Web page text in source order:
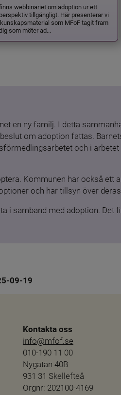
webbinariet om adoption ur ett
tillgängligt. Här presenterar vi
som MFoF tagit fram
som möter ad...
en ny familj. I detta
om adoption fattas.
och i
Kommunen har också ett
och har tillsyn över
i samband med adoption. Det
09-19
Kontakta oss
info@mfof.se
010-190 11 00
Nygatan 40B
931 31 Skellefteå
Orgnr: 202100-4169